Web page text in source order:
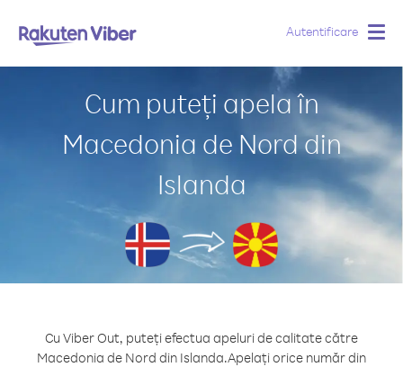
Autentificare
Cum puteți apela în
Macedonia de Nord din
Islanda
Cu Viber Out, puteți efectua apeluri de calitate către
Macedonia de Nord din Islanda.Apelați orice număr din